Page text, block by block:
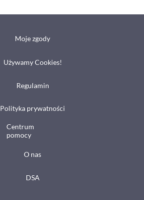
Moje zgody
Używamy Cookies!
Regulamin
Polityka prywatności
Centrum
pomocy
O nas
DSA